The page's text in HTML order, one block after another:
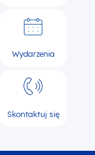
Wydarzenia
Skontaktuj się